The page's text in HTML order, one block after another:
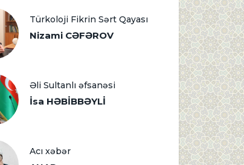
Türkoloji Fikrin Sərt Qayası
Nizami CƏFƏROV
Əli Sultanlı əfsanəsi
İsa HƏBİBBƏYLİ
Acı xəbər